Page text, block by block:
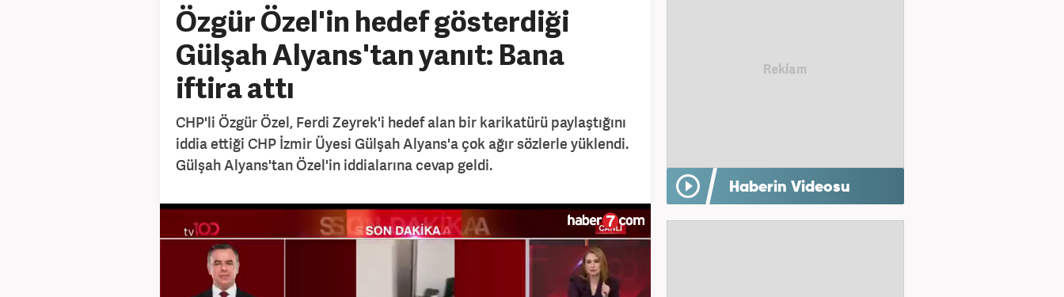
Özgür Özel'in hedef gösterdiği
Gülşah Alyans'tan yanıt: Bana
iftira attı
CHP'li Özgür Özel, Ferdi Zeyrek'i hedef alan bir karikatürü paylaştığını
iddia ettiği CHP İzmir Üyesi Gülşah Alyans'a çok ağır sözlerle yüklendi.
Gülşah Alyans'tan Özel'in iddialarına cevap geldi.
Haberin Videosu